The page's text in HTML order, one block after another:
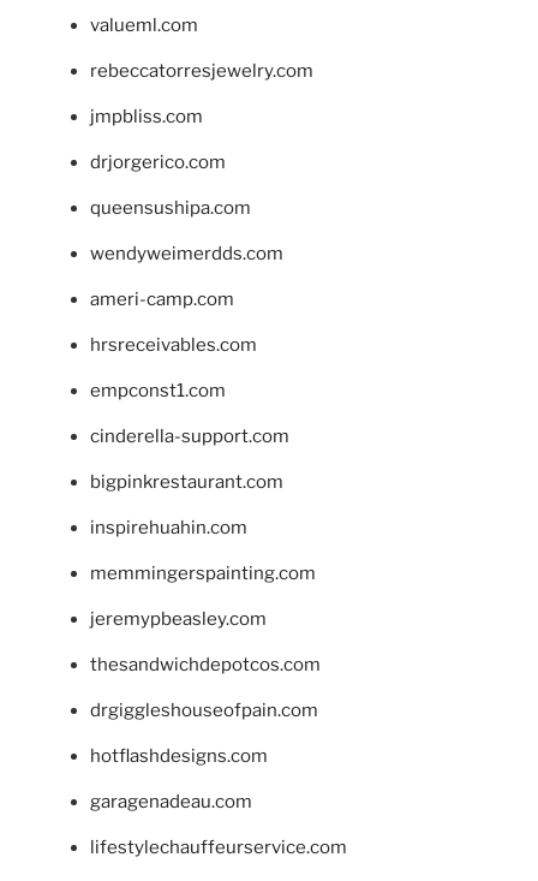
valueml.com
rebeccatorresjewelry.com
jmpbliss.com
drjorgerico.com
queensushipa.com
wendyweimerdds.com
ameri-camp.com
hrsreceivables.com
empconst1.com
cinderella-support.com
bigpinkrestaurant.com
inspirehuahin.com
memmingerspainting.com
jeremypbeasley.com
thesandwichdepotcos.com
drgiggleshouseofpain.com
hotflashdesigns.com
garagenadeau.com
lifestylechauffeurservice.com